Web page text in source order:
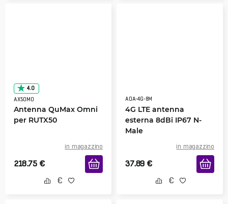
4.0
AX50MO
Antenna QuMax Omni
per RUTX50
in magazzino
218.75 €
AOA-4G-8M
4G LTE antenna
esterna 8dBi IP67 N-
Male
in magazzino
37.89 €